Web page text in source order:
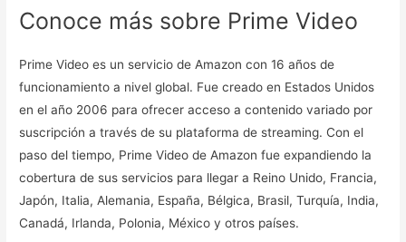
Conoce más sobre Prime Video
Prime Video es un servicio de Amazon con 16 años de
funcionamiento a nivel global. Fue creado en Estados Unidos
en el año 2006 para ofrecer acceso a contenido variado por
suscripción a través de su plataforma de streaming. Con el
paso del tiempo, Prime Video de Amazon fue expandiendo la
cobertura de sus servicios para llegar a Reino Unido, Francia,
Japón, Italia, Alemania, España, Bélgica, Brasil, Turquía, India,
Canadá, Irlanda, Polonia, México y otros países.